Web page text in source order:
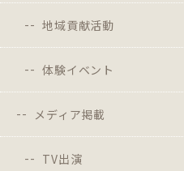
地域貢献活動
体験イベント
メディア掲載
TV出演